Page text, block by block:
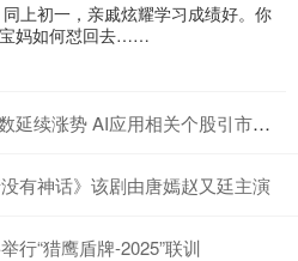
上初一，亲戚炫耀学习成绩好。你
妈如何怼回去……
涨势 AI应用相关个股引市场关注
有神话》该剧由唐嫣赵又廷主演
行“猎鹰盾牌-2025”联训